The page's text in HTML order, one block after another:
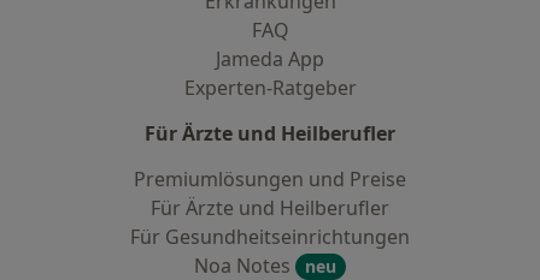
FAQ
Jameda App
Experten-Ratgeber
Für Ärzte und Heilberufler
Premiumlösungen und Preise
Für Ärzte und Heilberufler
Für Gesundheitseinrichtungen
Noa Notes
neu